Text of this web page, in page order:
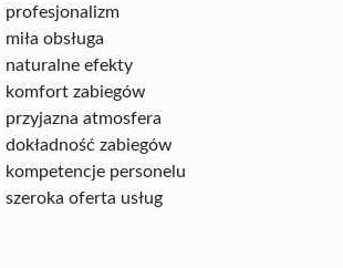
profesjonalizm
miła obsługa
naturalne efekty
komfort zabiegów
przyjazna atmosfera
dokładność zabiegów
kompetencje personelu
szeroka oferta usług